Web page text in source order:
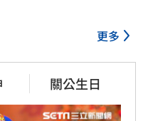
更多
關公生日